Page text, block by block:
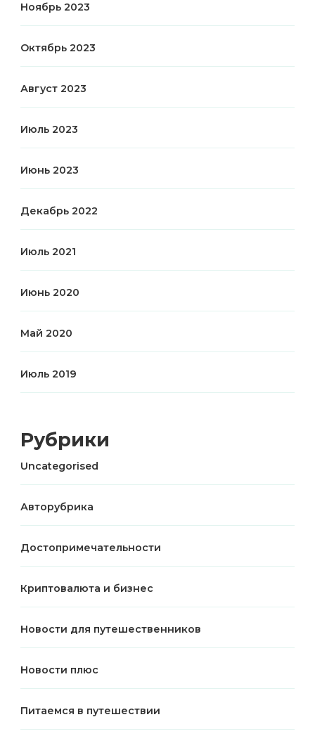
Ноябрь 2023
Октябрь 2023
Август 2023
Июль 2023
Июнь 2023
Декабрь 2022
Июль 2021
Июнь 2020
Май 2020
Июль 2019
Рубрики
Uncategorised
Авторубрика
Достопримечательности
Криптовалюта и бизнес
Новости для путешественников
Новости плюс
Питаемся в путешествии